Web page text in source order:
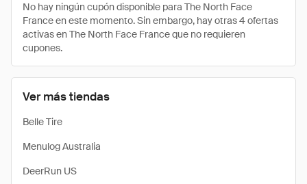
Ver más tiendas
Belle Tire
Menulog Australia
DeerRun US
No hay ningún cupón disponible para The North Face
France en este momento. Sin embargo, hay otras 4 ofertas
activas en The North Face France que no requieren
cupones.